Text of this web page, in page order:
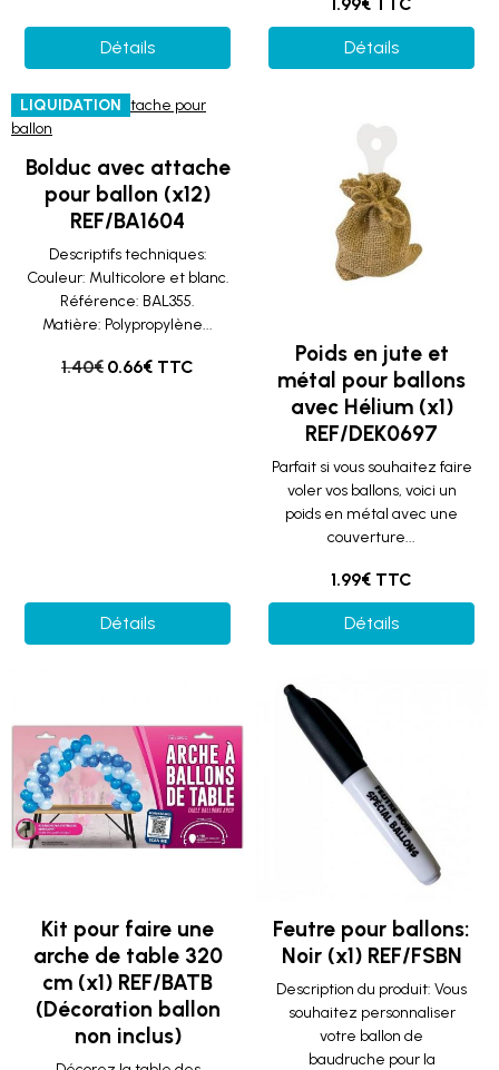
Détails Détails
LIQUIDATION
Bolduc avec attache
pour ballon (x12)
REF/BA1604
Descriptifs techniques:
Couleur: Multicolore et blanc.
Référence: BAL355.
Matière: Polypropylène...
1.40€ 0.66€ TTC
Détails
Poids en jute et
métal pour ballons
avec Hélium (x1)
REF/DEK0697
Parfait si vous souhaitez faire
voler vos ballons, voici un
poids en métal avec une
couverture...
1.99€ TTC
Détails
Kit pour faire une
arche de table 320
cm (x1) REF/BATB
(Décoration ballon
non inclus)
Feutre pour ballons:
Noir (x1) REF/FSBN
Description du produit: Vous
souhaitez personnaliser
votre ballon de
baudruche pour la